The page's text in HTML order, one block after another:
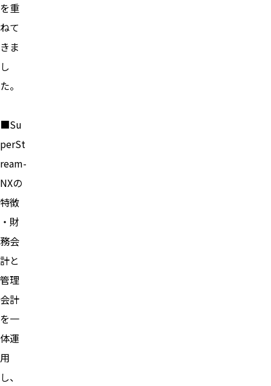
を重
ねて
きま
し
た。
■Su
perSt
ream-
NXの
特徴
・財
務会
計と
管理
会計
を一
体運
用
し、